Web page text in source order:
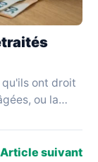
ont droit
ou la
Article suivant